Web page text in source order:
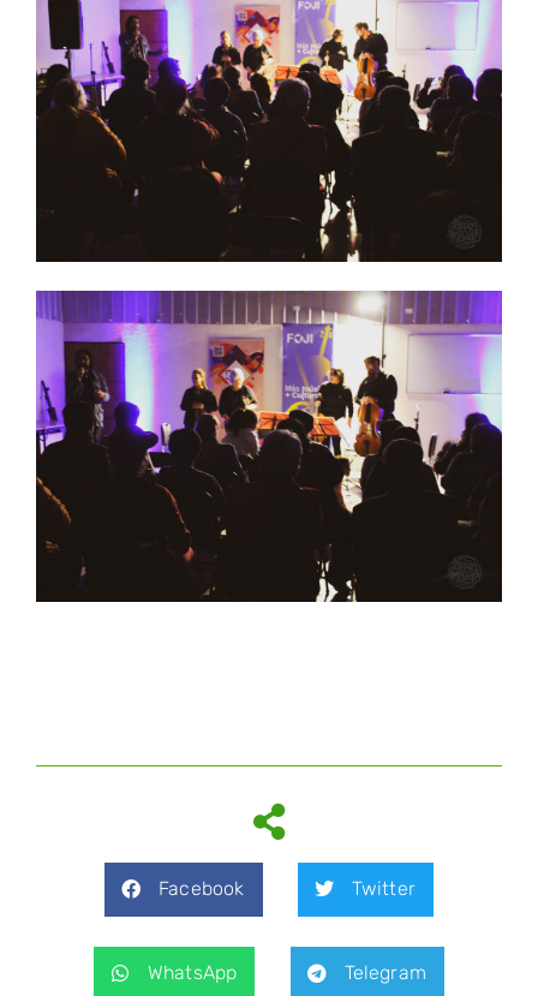
Facebook Twitter
WhatsApp Telegram